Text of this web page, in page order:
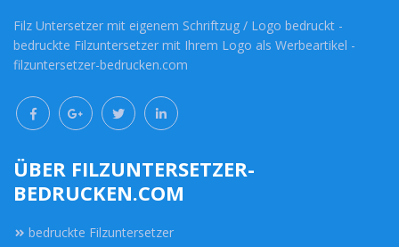
Filz Untersetzer mit eigenem Schriftzug / Logo bedruckt -
bedruckte Filzuntersetzer mit Ihrem Logo als Werbeartikel -
filzuntersetzer-bedrucken.com
ÜBER FILZUNTERSETZER-
BEDRUCKEN.COM
bedruckte Filzuntersetzer